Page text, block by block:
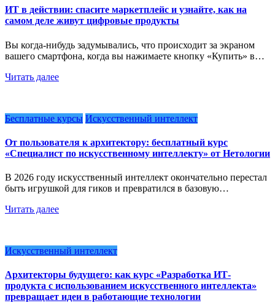
ИТ в действии: спасите маркетплейс и узнайте, как на
самом деле живут цифровые продукты
Вы когда-нибудь задумывались, что происходит за экраном
вашего смартфона, когда вы нажимаете кнопку «Купить» в…
Читать далее
Бесплатные курсы Искусственный интеллект
От пользователя к архитектору: бесплатный курс
«Специалист по искусственному интеллекту» от Нетологии
В 2026 году искусственный интеллект окончательно перестал
быть игрушкой для гиков и превратился в базовую…
Читать далее
Искусственный интеллект
Архитекторы будущего: как курс «Разработка ИТ-
продукта с использованием искусственного интеллекта»
превращает идеи в работающие технологии